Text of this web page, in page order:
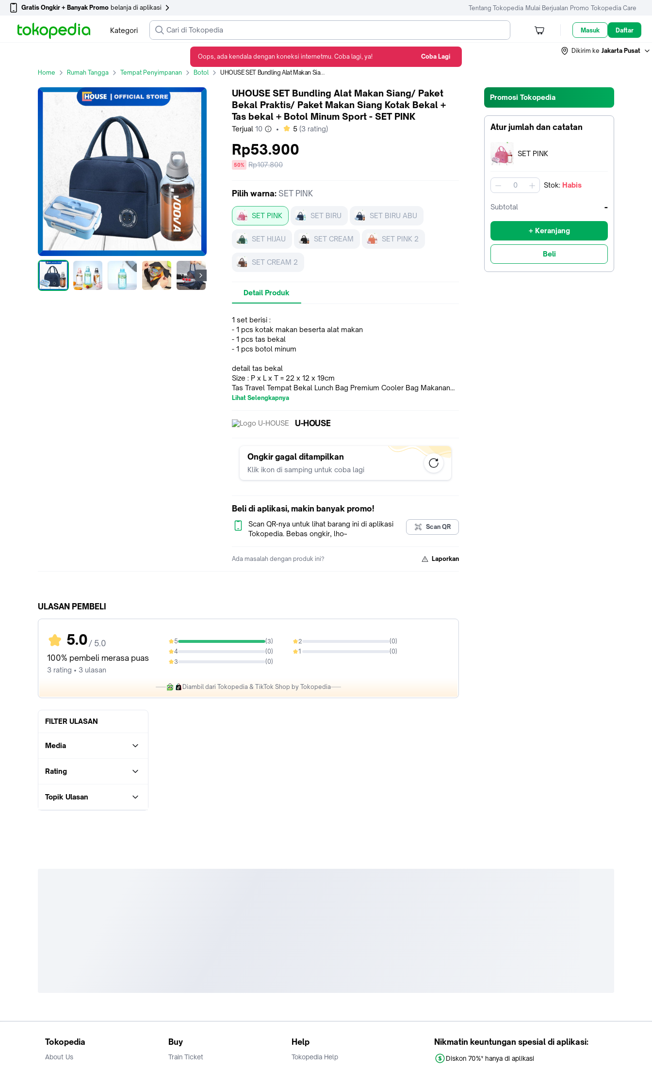
Gratis Ongkir + Banyak Promo belanja di aplikasi Tentang Tokopedia Mulai Berjualan Promo Tokopedia Care
Kategori Masuk Daftar
Dikirim ke Jakarta Pusat
Home Rumah Tangga Tempat Penyimpanan Botol UHOUSE SET Bundling Alat Makan Siang/ Paket Bekal Praktis/ Paket Makan Siang Kotak Bekal + Tas bekal + Botol Minum Sport - SET PINK
Promosi Tokopedia
Atur jumlah dan catatan
Terpilih:
SET PINK
jumlah Stok: Habis
Subtotal -
+ Keranjang
Beli
UHOUSE SET Bundling Alat Makan Siang/ Paket
Bekal Praktis/ Paket Makan Siang Kotak Bekal +
Tas bekal + Botol Minum Sport - SET PINK
Terjual 10 • bintang
5 (3 rating)
Rp53.900
diskon
50%
Harga
Rp107.800
Pilih warna: SET PINK
SET PINK SET BIRU SET BIRU ABU
SET HIJAU SET CREAM SET PINK 2
SET CREAM 2
Detail Produk
1 set berisi :
- 1 pcs kotak makan beserta alat makan
- 1 pcs tas bekal
- 1 pcs botol minum
detail tas bekal
Size : P x L x T = 22 x 12 x 19cm
Tas Travel Tempat Bekal Lunch Bag Premium Cooler Bag Makanan
Sekolah
Material:PP
Capacity：1000ML
Bahan : Wheatstraw(serat gandum) + PP food grade
Rentang suhu : -20 -- 120
Lunch Box *1 Sendok 1, Sumpit 1
detail botol minum
Detail Produk :
Kapasitas: 500ml
Lihat Selengkapnya
U-HOUSE
Ongkir gagal ditampilkan
Klik ikon di samping untuk coba lagi
Beli di aplikasi, makin banyak promo!
Scan QR-nya untuk lihat barang ini di aplikasi
Tokopedia. Bebas ongkir, lho~
Scan QR
Ada masalah dengan produk ini? Laporkan
ULASAN PEMBELI
5.0 / 5.0
100% pembeli merasa puas
3 rating • 3 ulasan
5 (3)
100%
4 (0)
0%
3 (0)
0%
2 (0)
0%
1 (0)
0%
Diambil dari Tokopedia & TikTok Shop by Tokopedia
FILTER ULASAN
Media
Rating
Topik Ulasan
Tokopedia
About Us
Buy
Train Ticket
Help
Tokopedia Help
Nikmatin keuntungan spesial di aplikasi:
Diskon 70%* hanya di aplikasi
Oops, ada kendala dengan koneksi internetmu. Coba lagi, ya! Coba Lagi